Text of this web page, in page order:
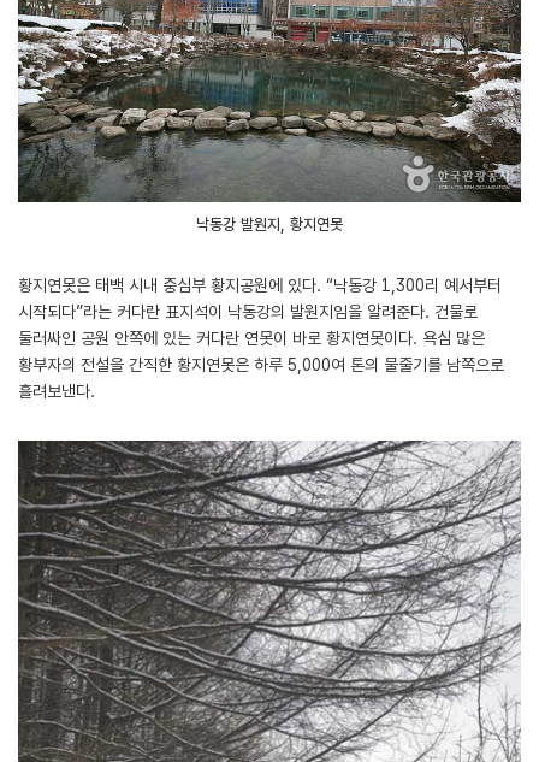
낙동강 발원지, 황지연못
황지연못은 태백 시내 중심부 황지공원에 있다. “낙동강 1,300리 예서부터
시작되다”라는 커다란 표지석이 낙동강의 발원지임을 알려준다. 건물로
둘러싸인 공원 안쪽에 있는 커다란 연못이 바로 황지연못이다. 욕심 많은
황부자의 전설을 간직한 황지연못은 하루 5,000여 톤의 물줄기를 남쪽으로
흘려보낸다.